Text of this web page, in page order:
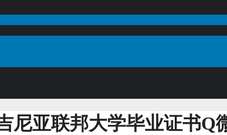
尼亚联邦大学毕业证书Q